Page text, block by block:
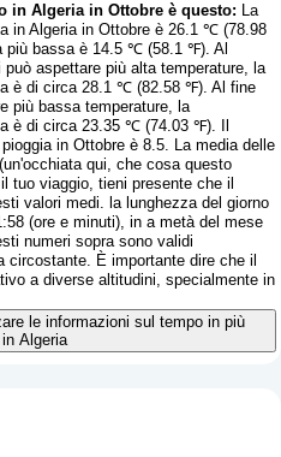
in Algeria in Ottobre è questo: La
in Algeria in Ottobre è 26.1 ℃ (78.98
più bassa è 14.5 ℃ (58.1 ℉). Al
aspettare più alta temperature, la
è di circa 28.1 ℃ (82.58 ℉). Al fine
più bassa temperature, la
è di circa 23.35 ℃ (74.03 ℉). Il
in Ottobre è 8.5. La media delle
un'occhiata qui, che cosa questo
tuo viaggio, tieni presente che il
valori medi. la lunghezza del giorno
(ore e minuti), in a metà del mese
numeri sopra sono validi
circostante. È importante dire che il
a diverse altitudini, specialmente in
le informazioni sul tempo in più
in Algeria